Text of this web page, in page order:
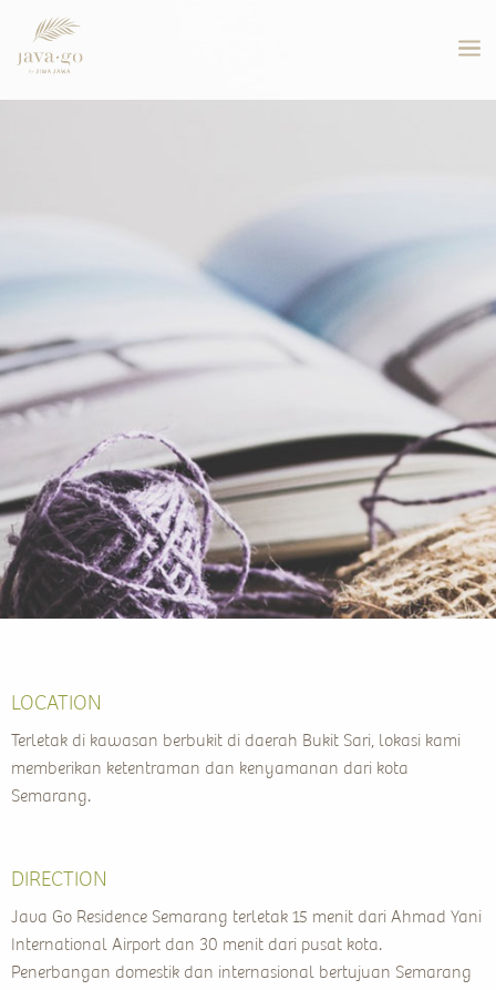
LOCATION
Terletak di kawasan berbukit di daerah Bukit Sari, lokasi kami
memberikan ketentraman dan kenyamanan dari kota
Semarang.
DIRECTION
Java Go Residence Semarang terletak 15 menit dari Ahmad Yani
International Airport dan 30 menit dari pusat kota.
Penerbangan domestik dan internasional bertujuan Semarang